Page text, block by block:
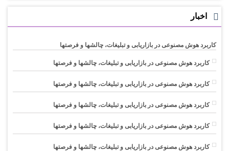
اخبار
کاربرد هوش مصنوعی در بازاریابی و تبلیغات، چالشها و فرصتها
کاربرد هوش مصنوعی در بازاریابی و تبلیغات، چالشها و فرصتها
کاربرد هوش مصنوعی در بازاریابی و تبلیغات، چالشها و فرصتها
کاربرد هوش مصنوعی در بازاریابی و تبلیغات، چالشها و فرصتها
کاربرد هوش مصنوعی در بازاریابی و تبلیغات، چالشها و فرصتها
کاربرد هوش مصنوعی در بازاریابی و تبلیغات، چالشها و فرصتها